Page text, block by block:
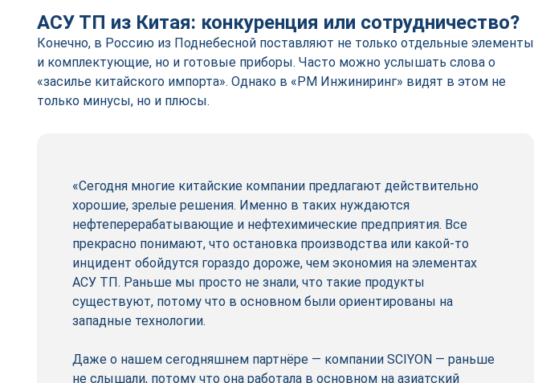
АСУ ТП из Китая: конкуренция или сотрудничество?
Конечно, в Россию из Поднебесной поставляют не только отдельные элементы
и комплектующие, но и готовые приборы. Часто можно услышать слова о
«засилье китайского импорта». Однако в «РМ Инжиниринг» видят в этом не
только минусы, но и плюсы.
«Сегодня многие китайские компании предлагают действительно
хорошие, зрелые решения. Именно в таких нуждаются
нефтеперерабатывающие и нефтехимические предприятия. Все
прекрасно понимают, что остановка производства или какой-то
инцидент обойдутся гораздо дороже, чем экономия на элементах
АСУ ТП. Раньше мы просто не знали, что такие продукты
существуют, потому что в основном были ориентированы на
западные технологии.
Даже о нашем сегодняшнем партнёре — компании SCIYON — раньше
не слышали, потому что она работала в основном на азиатский